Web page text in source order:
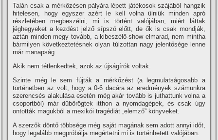
Talán csak a mérkőzésen pályára lépett játékosok szájából hangzik
hitelesen, hogy egyszer azért le kell volna ülniük minden apró
részletében megbeszélni, mi is történt valójában, miért láttak
jéghegyeket a kezdést jelző sí­pszó előtt, de ők is csak mondják,
aztán minden megy tovább, a kibeszélő-show elmarad, nem mintha
bármilyen következtetésnek olyan túlzottan nagy jelentősége lenne
már manapság.
Akik nem tétlenkedtek, azok az újságí­rók voltak.
Szinte még le sem fújták a mérkőzést (a legmulatságosabb a
történetben az volt, hogy a 0-6 dacára az eredmények számunkra
szerencsés alakulása esetén még akár tovább is juthattunk volna a
csoportból) már dübörögtek itthon a nyomdagépek, és csak úgy
ontották magukból a mexikói tragédiát „elemző” könyveket.
A szerzők döntő többsége még saját magának sem adott annyi időt,
hogy legalább megpróbálja megértetni mi is történhetett valójában.